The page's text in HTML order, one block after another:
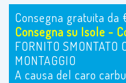
Consegna gratuita da
Consegna su Isole -
FORNITO
MONTAGGIO
A causa del caro